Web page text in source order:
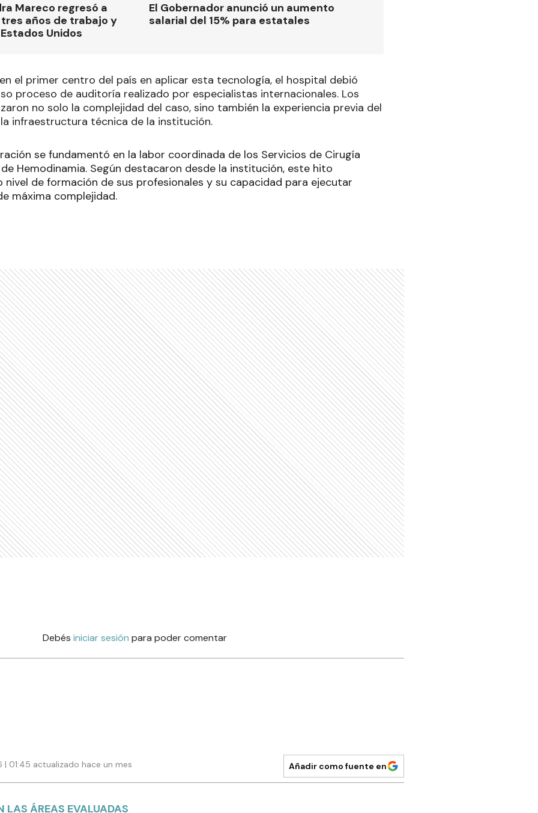
Mareco regresó a
años de trabajo y
Unidos
El Gobernador anunció un aumento
salarial del 15% para estatales
el primer centro del país en aplicar esta tecnología, el hospital debió
proceso de auditoría realizado por especialistas internacionales. Los
no solo la complejidad del caso, sino también la experiencia previa del
infraestructura técnica de la institución.
se fundamentó en la labor coordinada de los Servicios de Cirugía
Hemodinamia. Según destacaron desde la institución, este hito
de formación de sus profesionales y su capacidad para ejecutar
máxima complejidad.
Debés iniciar sesión para poder comentar
| 01:45 actualizado hace un mes Añadir como fuente en
LAS ÁREAS EVALUADAS